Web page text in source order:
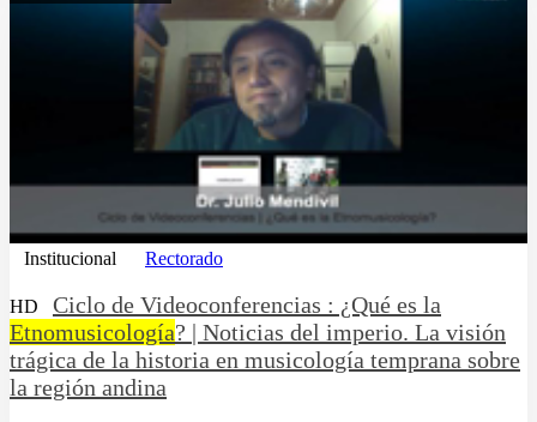
Institucional Rectorado
HD
Ciclo de Videoconferencias : ¿Qué es la
Etnomusicología? | Noticias del imperio. La visión
trágica de la historia en musicología temprana sobre
la región andina